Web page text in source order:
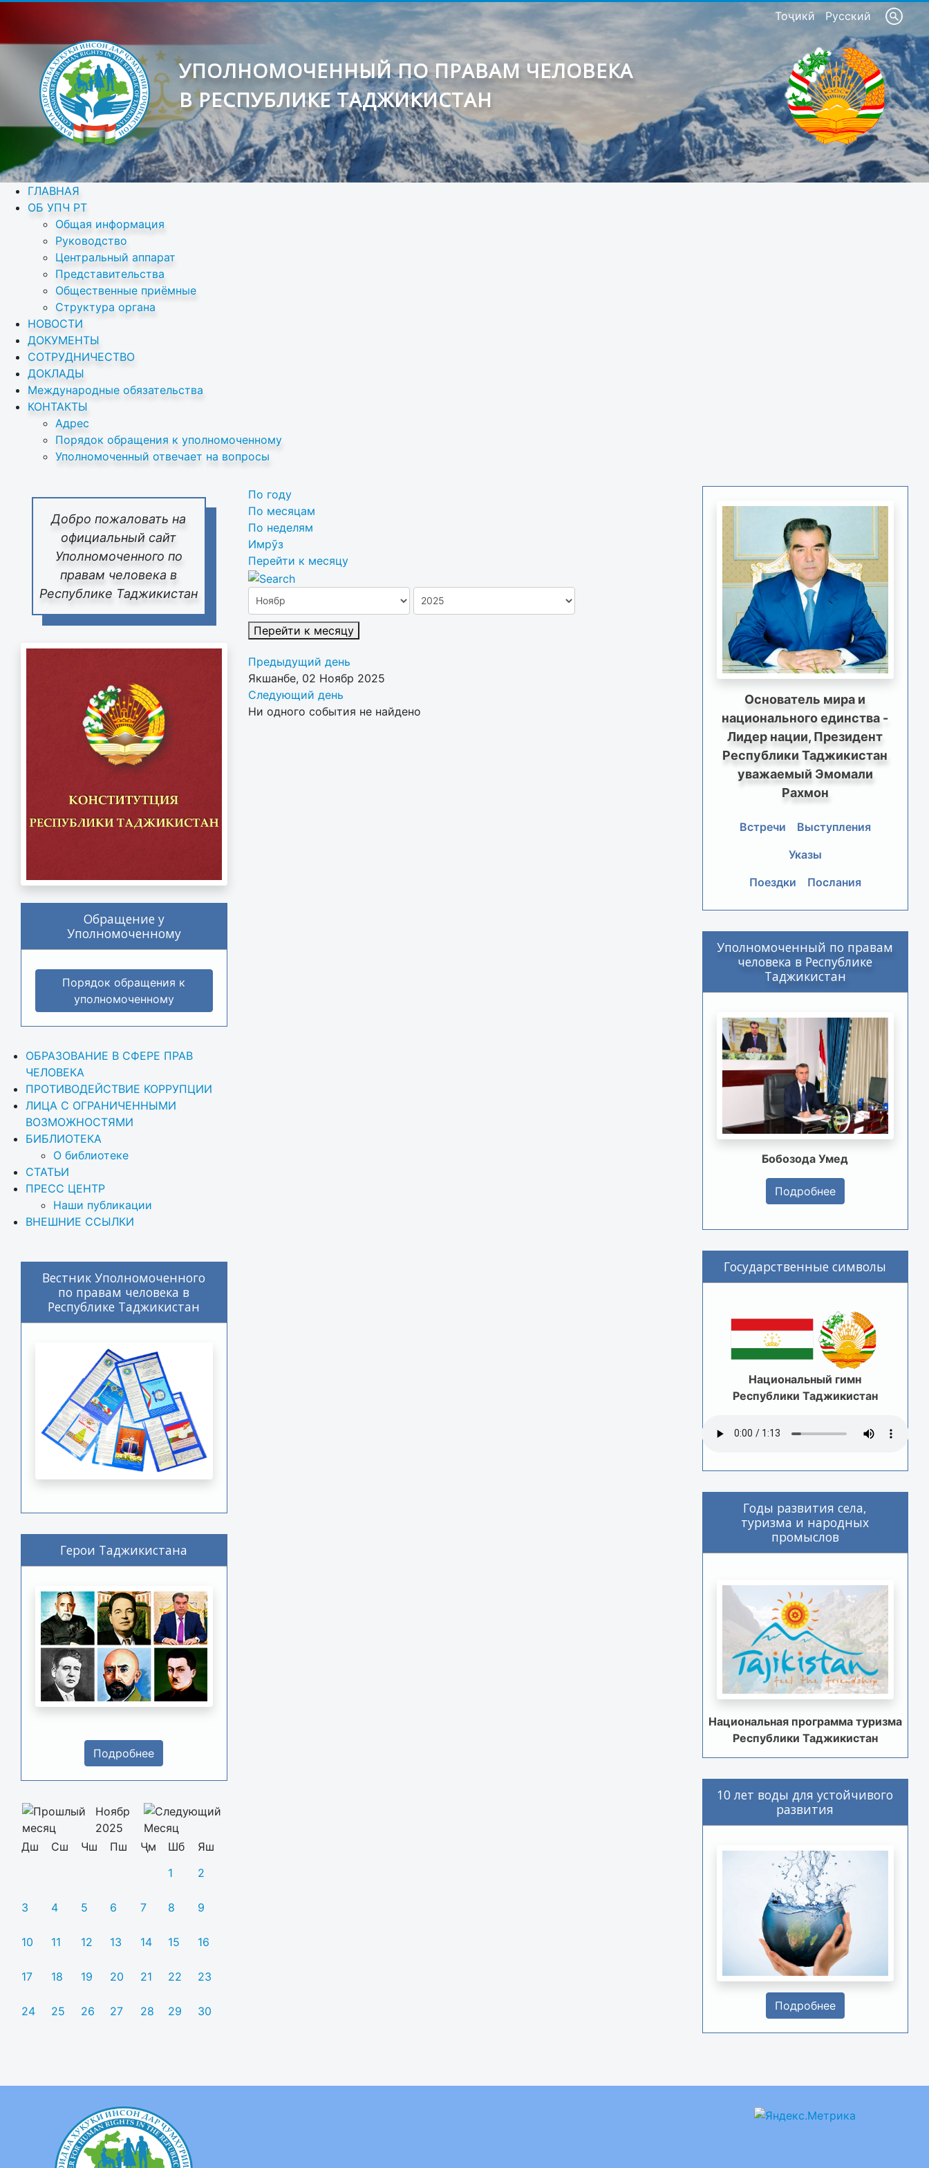
Тоҷикӣ Русский
УПОЛНОМОЧЕННЫЙ ПО ПРАВАМ ЧЕЛОВЕКА
В РЕСПУБЛИКЕ ТАДЖИКИСТАН
ГЛАВНАЯ
ОБ УПЧ РТ
Общая информация
Руководство
Центральный аппарат
Представительства
Общественные приёмные
Структура органа
НОВОСТИ
ДОКУМЕНТЫ
СОТРУДНИЧЕСТВО
ДОКЛАДЫ
Международные обязательства
КОНТАКТЫ
Адрес
Порядок обращения к уполномоченному
Уполномоченный отвечает на вопросы
Добро пожаловать на
официальный сайт
Уполномоченного по
правам человека в
Республике Таджикистан
Обращение у
Уполномоченному
Порядок обращения к
уполномоченному
ОБРАЗОВАНИЕ В СФЕРЕ ПРАВ
ЧЕЛОВЕКА
ПРОТИВОДЕЙСТВИЕ КОРРУПЦИИ
ЛИЦА С ОГРАНИЧЕННЫМИ
ВОЗМОЖНОСТЯМИ
БИБЛИОТЕКА
О библиотеке
СТАТЬИ
ПРЕСС ЦЕНТР
Наши публикации
ВНЕШНИЕ ССЫЛКИ
Вестник Уполномоченного
по правам человека в
Республике Таджикистан
Герои Таджикистана
Подробнее
Ноябр
2025
Дш
Сш Чш Пш Ҷм Шб
Яш
1
2
3 4 5 6 7 8 9
10 11 12 13 14 15 16
17 18 19 20 21 22 23
24 25 26 27 28 29 30
По году
По месяцам
По неделям
Имрӯз
Перейти к месяцу
Перейти к месяцу
Предыдущий день
Якшанбе, 02 Ноябр 2025
Следующий день
Ни одного события не найдено
Основатель мира и
национального единства -
Лидер нации, Президент
Республики Таджикистан
уважаемый Эмомали
Рахмон
Встречи
Выступления
Указы
Поездки
Послания
Уполномоченный по правам
человека в Республике
Таджикистан
Бобозода Умед
Подробнее
Государственные символы
Национальный гимн
Республики Таджикистан
Годы развития села,
туризма и народных
промыслов
Национальная программа туризма
Республики Таджикистан
10 лет воды для устойчивого
развития
Подробнее